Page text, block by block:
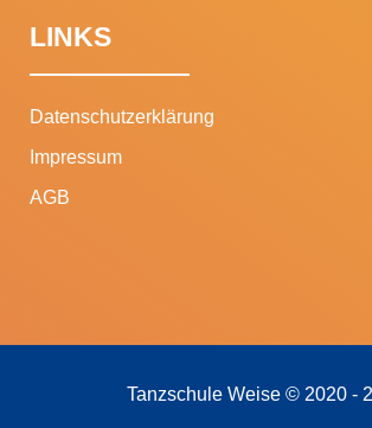
LINKS
Datenschutzerklärung
Impressum
AGB
Tanzschule Weise © 2020 -